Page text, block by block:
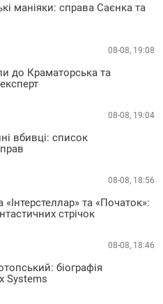
маніяки: справа Саєнка та
08-08, 19:08
до Краматорська та
08-08, 19:04
вбивці: список
08-08, 18:56
та «Початок»:
стрічок
08-08, 18:46
біографія
Systems